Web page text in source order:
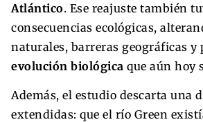
Atlántico. Ese reajuste también
consecuencias ecológicas,
naturales, barreras geográficas y
evolución biológica que aún hoy
Además, el estudio descarta una
extendidas: que el río Green